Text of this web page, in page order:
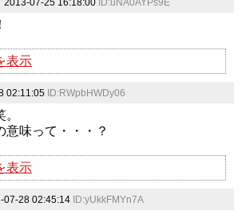
2013-07-25 16:18:00 ID:uNA0AYPs9E
表示
02:11:05 ID:RWpbHWDy06
意味って・・・？
表示
07-28 02:45:14 ID:yUkkFMYn7A